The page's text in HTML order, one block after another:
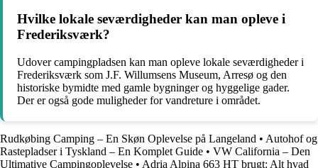
Hvilke lokale seværdigheder kan man opleve i
Frederiksværk?
Udover campingpladsen kan man opleve lokale seværdigheder i
Frederiksværk som J.F. Willumsens Museum, Arresø og den
historiske bymidte med gamle bygninger og hyggelige gader.
Der er også gode muligheder for vandreture i området.
Rudkøbing Camping – En Skøn Oplevelse på Langeland • Autohof og
Rastepladser i Tyskland – En Komplet Guide • VW California – Den
Ultimative Campingoplevelse • Adria Alpina 663 HT brugt: Alt hvad